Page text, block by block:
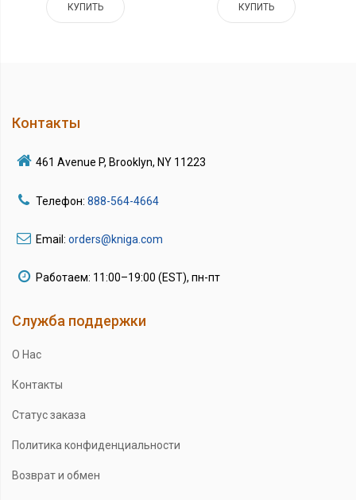
КУПИТЬ КУПИТЬ
Контакты
461 Avenue P, Brooklyn, NY 11223
Телефон: 888-564-4664
Email: orders@kniga.com
Работаем: 11:00–19:00 (EST), пн-пт
Служба поддержки
О Нас
Контакты
Статус заказа
Политика конфиденциальности
Возврат и обмен